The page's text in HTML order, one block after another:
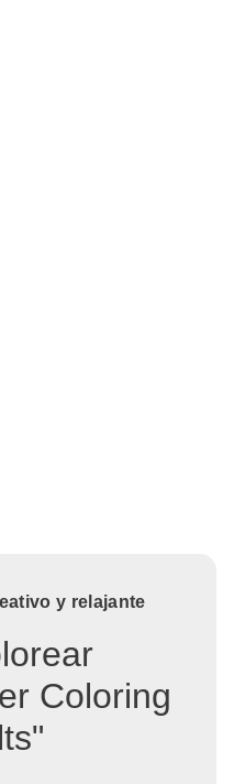
y relajante
Coloring